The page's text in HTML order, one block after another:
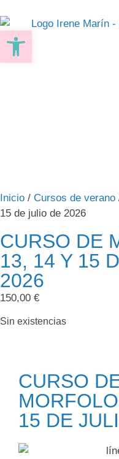
Inicio / Cursos de verano
15 de julio de 2026
CURSO DE
13, 14 Y 15
2026
150,00 €
Sin existencias
CURSO
15 DE
Abrir barra de herramientas